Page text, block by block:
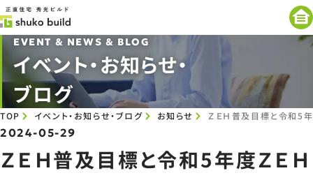
EVENT & NEWS & BLOG
イベント・お知らせ・
ブログ
TOP イベント・お知らせ・ブログ お知らせ ＺＥＨ普及目標と令和5
2024-05-29
ＺＥＨ普及目標と令和5年度ＺＥＨ